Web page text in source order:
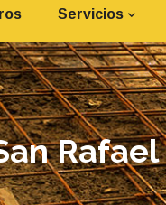
Servicios
Rafael